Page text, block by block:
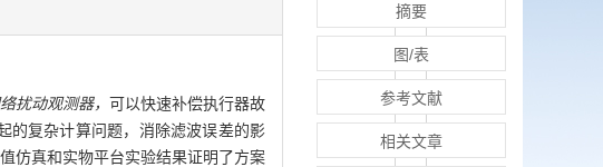
扰动观测器， 可以快速补偿执行器故
的复杂计算问题，消除滤波误差的影
仿真和实物平台实验结果证明了方案
摘要
图/表
参考文献
相关文章